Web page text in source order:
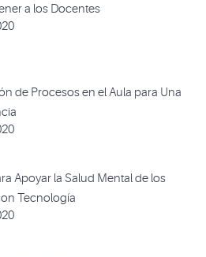
a los Docentes
de Procesos en el Aula para Una
Apoyar la Salud Mental de los
Tecnología